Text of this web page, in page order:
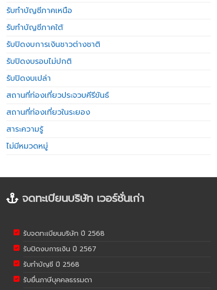
รับทำบัญชีภาคเหนือ
รับทำบัญชีภาคใต้
รับปิดงบการเงินชาวต่างชาติ
รับปิดงบรอบไม่ปกติ
รับปิดงบเปล่า
สถานที่ท่องเที่ยวประจวบคีรีขันธ์
สถานที่ท่องเที่ยวในระยอง
สาระความรู้
ไม่มีหมวดหมู่
จดทะเบียนบริษัท เวอร์ชั่นเก่า
รับจดทะเบียนบริษัท ปี 2568
รับปิดงบการเงิน ปี 2567
รับทำบัญชี ปี 2568
รับยื่นภาษีบุคคลธรรมดา